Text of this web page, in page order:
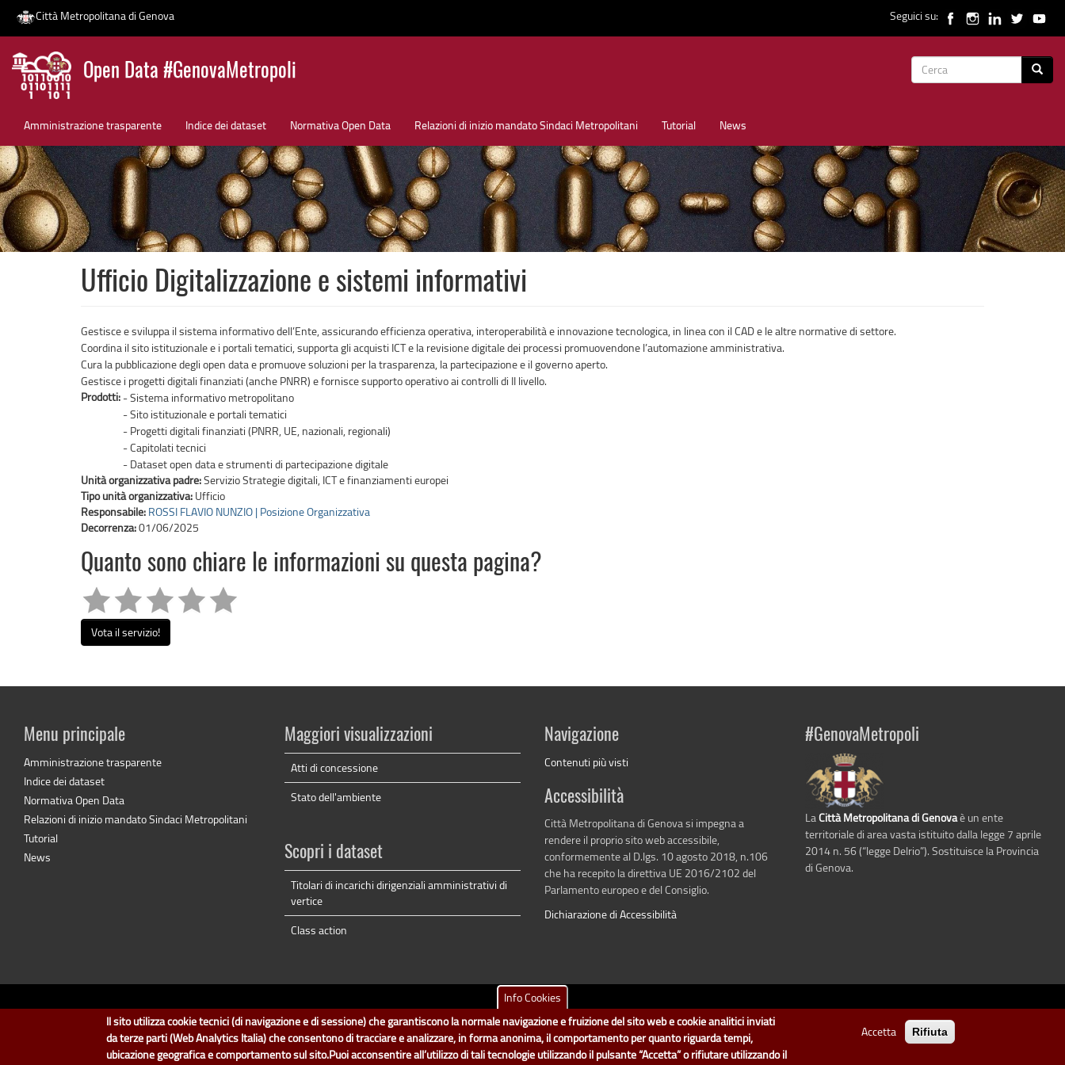
Salta
contenuto
Città Metropolitana di Genova Seguici su:
Open Data #GenovaMetropoli
Form
Amministrazione trasparente Indice dei dataset Normativa Open Data Relazioni di inizio mandato Sindaci Metropolitani Tutorial News
News
Ufficio Digitalizzazione e sistemi informativi
Gestisce e sviluppa il sistema informativo dell’Ente, assicurando efficienza operativa, interoperabilità e innovazione tecnologica, in linea con il CAD e le altre normative di settore.
Coordina il sito istituzionale e i portali tematici, supporta gli acquisti ICT e la revisione digitale dei processi promuovendone l’automazione amministrativa.
Cura la pubblicazione degli open data e promuove soluzioni per la trasparenza, la partecipazione e il governo aperto.
Gestisce i progetti digitali finanziati (anche PNRR) e fornisce supporto operativo ai controlli di II livello.
Prodotti: - Sistema informativo metropolitano
- Sito istituzionale e portali tematici
- Progetti digitali finanziati (PNRR, UE, nazionali, regionali)
- Capitolati tecnici
- Dataset open data e strumenti di partecipazione digitale
Unità organizzativa padre:Servizio Strategie digitali, ICT e finanziamenti europei
Tipo unità organizzativa: Ufficio
Responsabile: ROSSI FLAVIO NUNZIO | Posizione Organizzativa
Decorrenza:01/06/2025
Quanto sono chiare le informazioni su questa pagina?
Vota il servizio!
Menu principale
Amministrazione trasparente
Indice dei dataset
Normativa Open Data
Relazioni di inizio mandato Sindaci Metropolitani
Tutorial
News
Maggiori visualizzazioni
Atti di concessione
Stato dell'ambiente
Scopri i dataset
Titolari di incarichi dirigenziali amministrativi di
vertice
Class action
Navigazione
Contenuti più visti
Accessibilità
Città Metropolitana di Genova si impegna a
rendere il proprio sito web accessibile,
conformemente al D.lgs. 10 agosto 2018, n.106
che ha recepito la direttiva UE 2016/2102 del
Parlamento europeo e del Consiglio.
Dichiarazione di Accessibilità
#GenovaMetropoli
La Città Metropolitana di Genovaè un ente
territoriale di area vasta istituito dalla legge 7 aprile
2014 n. 56 (“legge Delrio”). Sostituisce la Provincia
di Genova.
dati.cittametropolitana.genova.itè il progetto "Open Data" dellaCittà Metropolitana di Genova.
Il design e la gestione sono a cura del Servizio Sistemi Informativi. Ogni Direzione è responsabile per la parte di "dati" e "dataset".
accedi (area riservata)|contatti|privacy |Statistiche|
Info Cookies
Il sito utilizza cookie tecnici (di navigazione e di sessione) che garantiscono la normale navigazione e fruizione del sito web e cookie analitici inviati
da terze parti (Web Analytics Italia) che consentono di tracciare e analizzare, in forma anonima, il comportamento per quanto riguarda tempi,
ubicazione geografica e comportamento sul sito.Puoi acconsentire all’utilizzo di tali tecnologie utilizzando il pulsante “Accetta” o rifiutare utilizzando il
Accetta Rifiuta